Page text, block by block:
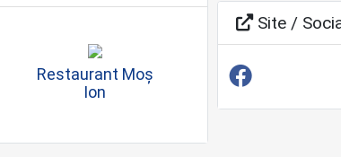
Restaurant Moș
Ion
Site /